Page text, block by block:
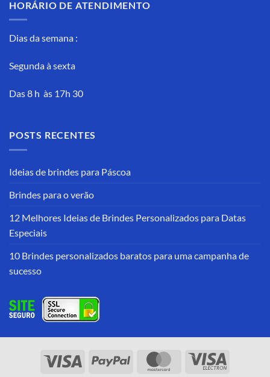
HORÁRIO DE ATENDIMENTO
Dias da semana :
Segunda à sexta
Das 8 h às 17h 30
POSTS RECENTES
Ideias de brindes para Páscoa
Brindes para o verão
12 Melhores Ideias de Brindes Personalizados para Datas
Especiais
10 Brindes personalizados baratos para uma campanha de
sucesso